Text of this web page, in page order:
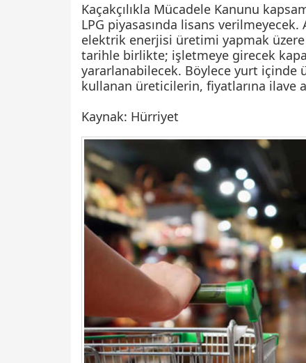
Kaçakçılıkla Mücadele Kanunu
LPG piyasasında lisans
elektrik enerjisi üretimi yapmak
tarihle birlikte; işletmeye girecek
yararlanabilecek. Böylece yurt içinde
kullanan üreticilerin, fiyatlarına ilave
Kaynak: Hürriyet